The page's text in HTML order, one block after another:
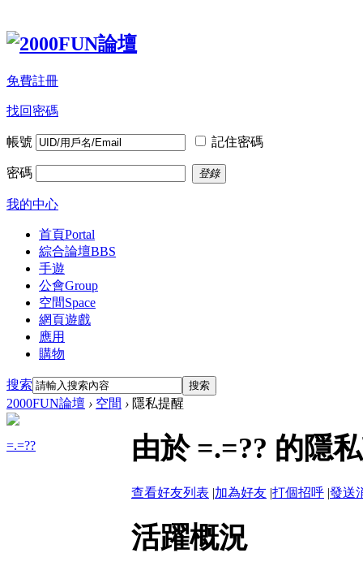
免費註冊
找回密碼
帳號 記住密碼
密碼 登錄
我的中心
首頁Portal
綜合論壇BBS
手遊
公會Group
空間Space
網頁遊戲
應用
購物
搜索 搜索
2000FUN論壇 › 空間 › 隱私提醒
=.=?? 由於 =.=?? 的隱
查看好友列表 |加為好友 |打個招呼 |發送
活躍概況